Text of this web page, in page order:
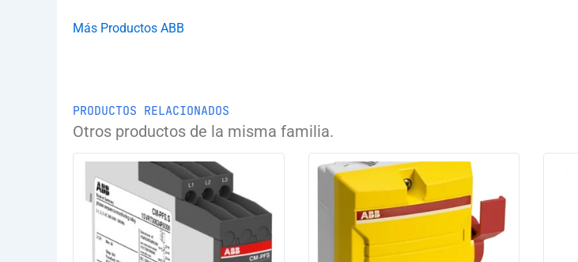
Más Productos ABB
PRODUCTOS RELACIONADOS
Otros productos de la misma familia.